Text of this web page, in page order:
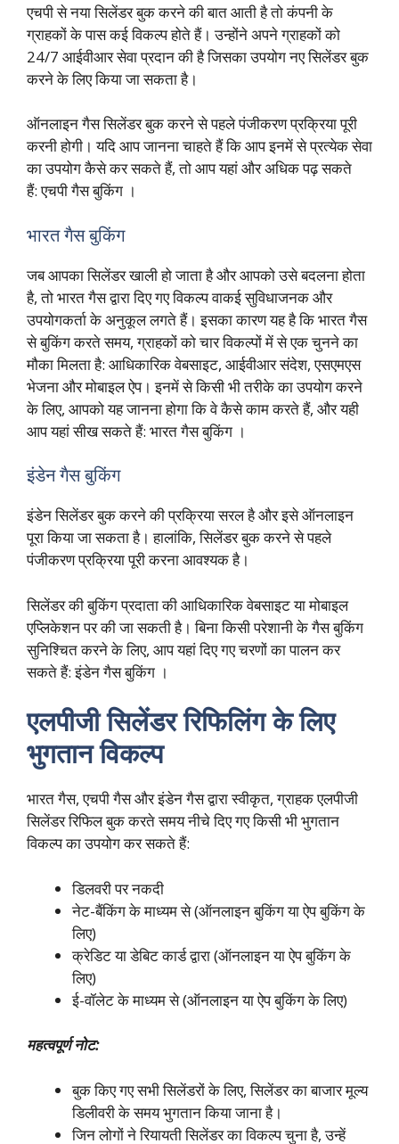
एचपी से नया सिलेंडर बुक करने की बात आती है तो कंपनी के
ग्राहकों के पास कई विकल्प होते हैं। उन्होंने अपने ग्राहकों को
24/7 आईवीआर सेवा प्रदान की है जिसका उपयोग नए सिलेंडर बुक
करने के लिए किया जा सकता है।
ऑनलाइन गैस सिलेंडर बुक करने से पहले पंजीकरण प्रक्रिया पूरी
करनी होगी। यदि आप जानना चाहते हैं कि आप इनमें से प्रत्येक सेवा
का उपयोग कैसे कर सकते हैं, तो आप यहां और अधिक पढ़ सकते
हैं:एचपी गैस बुकिंग ।
भारत गैस बुकिंग
जब आपका सिलेंडर खाली हो जाता है और आपको उसे बदलना होता
है, तो भारत गैस द्वारा दिए गए विकल्प वाकई सुविधाजनक और
उपयोगकर्ता के अनुकूल लगते हैं। इसका कारण यह है कि भारत गैस
से बुकिंग करते समय, ग्राहकों को चार विकल्पों में से एक चुनने का
मौका मिलता है: आधिकारिक वेबसाइट, आईवीआर संदेश, एसएमएस
भेजना और मोबाइल ऐप। इनमें से किसी भी तरीके का उपयोग करने
के लिए, आपको यह जानना होगा कि वे कैसे काम करते हैं, और यही
आप यहां सीख सकते हैं: भारत गैस बुकिंग ।
इंडेन गैस बुकिंग
इंडेन सिलेंडर बुक करने की प्रक्रिया सरल है और इसे ऑनलाइन
पूरा किया जा सकता है। हालांकि, सिलेंडर बुक करने से पहले
पंजीकरण प्रक्रिया पूरी करना आवश्यक है।
सिलेंडर की बुकिंग प्रदाता की आधिकारिक वेबसाइट या मोबाइल
एप्लिकेशन पर की जा सकती है। बिना किसी परेशानी के गैस बुकिंग
सुनिश्चित करने के लिए, आप यहां दिए गए चरणों का पालन कर
सकते हैं:इंडेन गैस बुकिंग ।
एलपीजी सिलेंडर रिफिलिंग के लिए
भुगतान विकल्प
भारत गैस, एचपी गैस और इंडेन गैस द्वारा स्वीकृत, ग्राहक एलपीजी
सिलेंडर रिफिल बुक करते समय नीचे दिए गए किसी भी भुगतान
विकल्प का उपयोग कर सकते हैं:
डिलवरी पर नकदी
नेट-बैंकिंग के माध्यम से (ऑनलाइन बुकिंग या ऐप बुकिंग के
लिए)
क्रेडिट या डेबिट कार्ड द्वारा (ऑनलाइन या ऐप बुकिंग के
लिए)
ई-वॉलेट के माध्यम से (ऑनलाइन या ऐप बुकिंग के लिए)
महत्वपूर्ण नोट:
बुक किए गए सभी सिलेंडरों के लिए, सिलेंडर का बाजार मूल्य
डिलीवरी के समय भुगतान किया जाना है।
जिन लोगों ने रियायती सिलेंडर का विकल्प चुना है, उन्हें